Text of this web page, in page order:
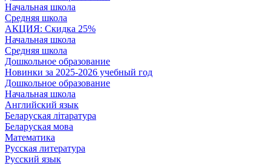
Начальная школа
Средняя школа
АКЦИЯ: Скидка 25%
Начальная школа
Средняя школа
Дошкольное образование
Новинки за 2025-2026 учебный год
Дошкольное образование
Начальная школа
Английский язык
Беларуская літаратура
Беларуская мова
Математика
Русская литература
Русский язык